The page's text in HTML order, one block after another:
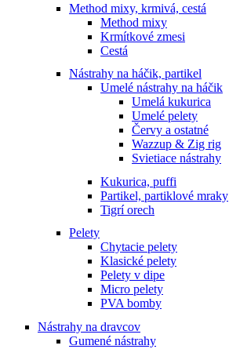
Method mixy, krmivá, cestá
Method mixy
Krmítkové zmesi
Cestá
Nástrahy na háčik, partikel
Umelé nástrahy na háčik
Umelá kukurica
Umelé pelety
Červy a ostatné
Wazzup & Zig rig
Svietiace nástrahy
Kukurica, puffi
Partikel, partiklové mraky
Tigrí orech
Pelety
Chytacie pelety
Klasické pelety
Pelety v dipe
Micro pelety
PVA bomby
Nástrahy na dravcov
Gumené nástrahy